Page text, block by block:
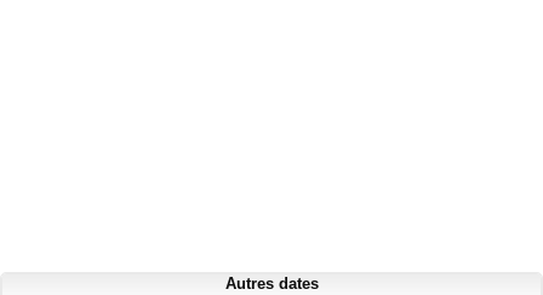
Autres dates